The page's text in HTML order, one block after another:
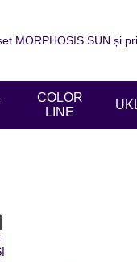
MORPHOSIS SUN și
COLOR
LINE